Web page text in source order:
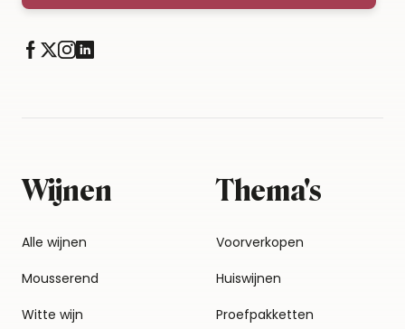
Wijnen
Alle wijnen
Mousserend
Witte wijn
Thema's
Voorverkopen
Huiswijnen
Proefpakketten